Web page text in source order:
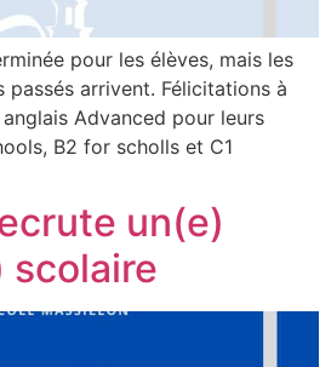
pour les élèves, mais les
passés arrivent. Félicitations à
Advanced pour leurs
B2 for scholls et C1
un(e)
scolaire